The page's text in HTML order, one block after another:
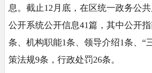
息。截止12月底，在区统一政务公
公开系统公开信息41篇，其中公开
条、机构职能1条、领导介绍1条、“
策法规9条，行政处罚26条。